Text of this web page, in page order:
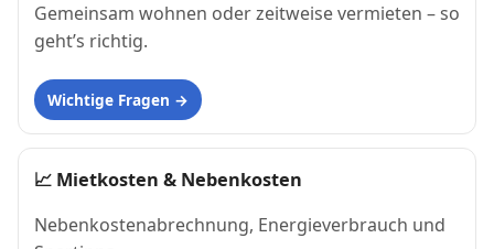
Gemeinsam wohnen oder zeitweise vermieten – so
geht’s richtig.
Wichtige Fragen
📈 Mietkosten & Nebenkosten
Nebenkostenabrechnung, Energieverbrauch und